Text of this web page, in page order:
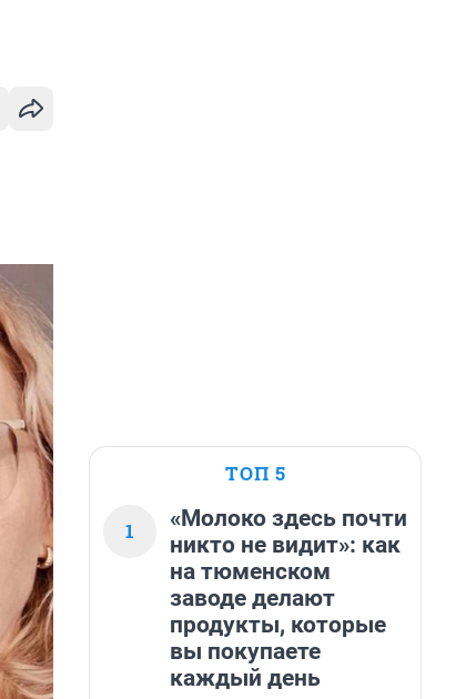
ТОП 5
1
«Молоко здесь почти
никто не видит»: как
на тюменском
заводе делают
продукты, которые
вы покупаете
каждый день